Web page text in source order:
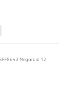
Megaraid 12